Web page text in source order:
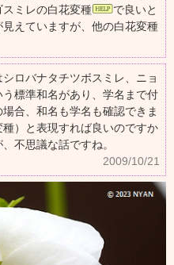
ミレの白花変種
で良いと
えていますが、他の白花変種
ロバナタチツボスミレ、ニョ
標準和名があり、学名まで付
合、和名も学名も確認できま
）と表現すれば良いのですか
不思議な話ですね。
2009/10/21